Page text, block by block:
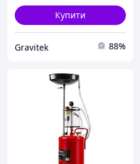
Купити
Gravitek 88%